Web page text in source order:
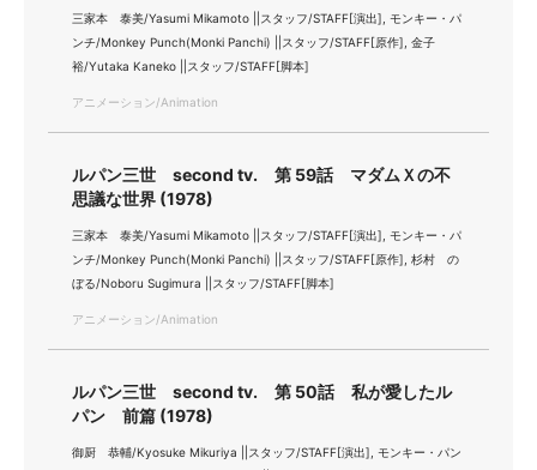
三家本 泰美/Yasumi Mikamoto ||スタッフ/STAFF[演出], モンキー・パ
ンチ/Monkey Punch(Monki Panchi) ||スタッフ/STAFF[原作], 金子
裕/Yutaka Kaneko ||スタッフ/STAFF[脚本]
アニメーション/Animation
ルパン三世 second tv. 第 59話 マダムＸの不
思議な世界 (1978)
三家本 泰美/Yasumi Mikamoto ||スタッフ/STAFF[演出], モンキー・パ
ンチ/Monkey Punch(Monki Panchi) ||スタッフ/STAFF[原作], 杉村 の
ぼる/Noboru Sugimura ||スタッフ/STAFF[脚本]
アニメーション/Animation
ルパン三世 second tv. 第 50話 私が愛したル
パン 前篇 (1978)
御厨 恭輔/Kyosuke Mikuriya ||スタッフ/STAFF[演出], モンキー・パン